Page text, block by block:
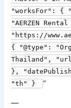
"worksFor": {
"AERZEN
"https://
{ "@type":
Thailand",
},
"th" }
“
—